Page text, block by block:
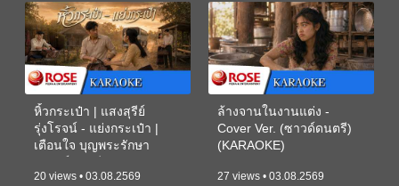
หิ้วกระเป๋า | แสงสุรีย์
รุ่งโรจน์ - แย่งกระเป๋า |
เตือนใจ บุญพระรักษา
20 views • 03.08.2569
ล้างจานในงานแต่ง -
Cover Ver. (ซาวด์ดนตรี)
(KARAOKE)
27 views • 03.08.2569